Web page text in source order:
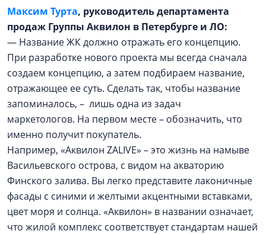
Максим Турта, руководитель департамента
продаж Группы Аквилон в Петербурге и ЛО:
— Название ЖК должно отражать его концепцию.
При разработке нового проекта мы всегда сначала
создаем концепцию, а затем подбираем название,
отражающее ее суть. Сделать так, чтобы название
запоминалось, – лишь одна из задач
маркетологов. На первом месте – обозначить, что
именно получит покупатель.
Например, «Аквилон ZALIVE» – это жизнь на намыве
Васильевского острова, с видом на акваторию
Финского залива. Вы легко представите лаконичные
фасады с синими и желтыми акцентными вставками,
цвет моря и солнца. «Аквилон» в названии означает,
что жилой комплекс соответствует стандартам нашей